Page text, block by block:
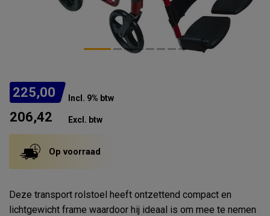
225,00 Incl. 9% btw
206,42 Excl. btw
Op voorraad
Deze transport rolstoel heeft ontzettend compact en
lichtgewicht frame waardoor hij ideaal is om mee te nemen